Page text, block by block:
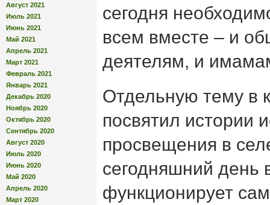
Август 2021
Июль 2021
Июнь 2021
Май 2021
Апрель 2021
Март 2021
Февраль 2021
Январь 2021
Декабрь 2020
Ноябрь 2020
Октябрь 2020
Сентябрь 2020
Август 2020
Июль 2020
Июнь 2020
Май 2020
Апрель 2020
Март 2020
сегодня
всем вместе – и
деятелям, и
Отдельную тему в
посвятил истории
просвещения в
сегодняшний день
функционирует